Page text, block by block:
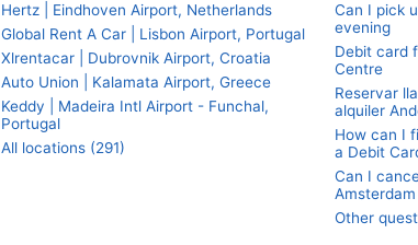
Hertz | Eindhoven Airport, Netherlands
Global Rent A Car | Lisbon Airport, Portugal
Xlrentacar | Dubrovnik Airport, Croatia
Auto Union | Kalamata Airport, Greece
Keddy | Madeira Intl Airport - Funchal,
Portugal
All locations (291)
Can I pick
evening
Debit card
Centre
Reservar
alquiler
How can I
a Debit
Can I
Other